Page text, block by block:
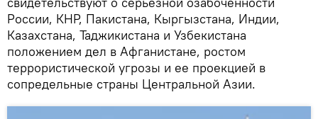
России, КНР, Пакистана, Кыргызстана, Индии,
Казахстана, Таджикистана и Узбекистана
положением дел в Афганистане, ростом
террористической угрозы и ее проекцией в
сопредельные страны Центральной Азии.